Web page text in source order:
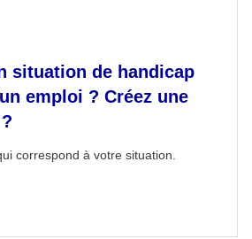
situation de handicap
emploi ? Créez une
correspond à votre situation.